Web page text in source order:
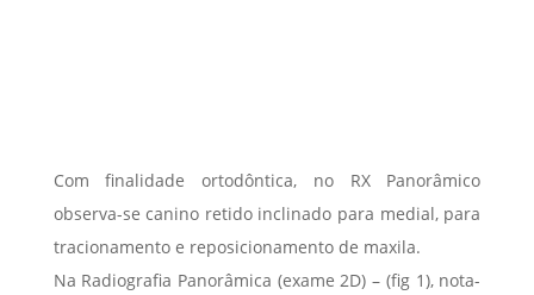
Com finalidade ortodôntica, no RX Panorâmico
observa-se canino retido inclinado para medial, para
tracionamento e reposicionamento de maxila.
Na Radiografia Panorâmica (exame 2D) – (fig 1), nota-